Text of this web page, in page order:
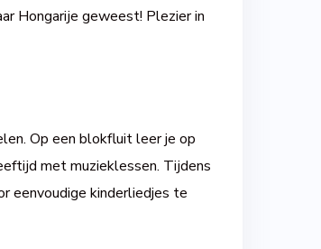
Hongarije geweest! Plezier in
Op een blokfluit leer je op
met muzieklessen. Tijdens
eenvoudige kinderliedjes te